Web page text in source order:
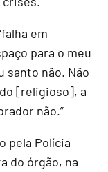
em
para o meu
santo não. Não
[religioso], a
não.”
pela Polícia
do órgão, na